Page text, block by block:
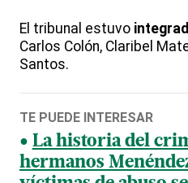
El tribunal estuvo
Carlos Colón, Claribel
Santos.
TE PUEDE INTERESAR
La historia del
hermanos